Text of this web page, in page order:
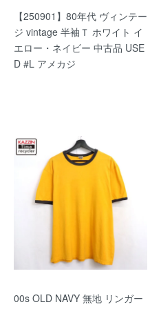
【250901】80年代 ヴィンテー
ジ vintage 半袖Ｔ ホワイト イ
エロー・ネイビー 中古品 USE
D #L アメカジ
00s OLD NAVY 無地 リンガー